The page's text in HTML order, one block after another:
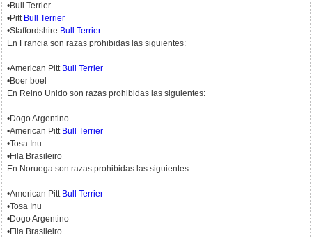
•Bull Terrier
•Pitt Bull Terrier
•Staffordshire Bull Terrier
En Francia son razas prohibidas las siguientes:
•American Pitt Bull Terrier
•Boer boel
En Reino Unido son razas prohibidas las siguientes:
•Dogo Argentino
•American Pitt Bull Terrier
•Tosa Inu
•Fila Brasileiro
En Noruega son razas prohibidas las siguientes:
•American Pitt Bull Terrier
•Tosa Inu
•Dogo Argentino
•Fila Brasileiro